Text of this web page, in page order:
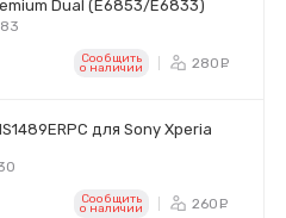
Dual (E6853/E6833)
Сообщить
o наличии 280
для Sony Xperia
Сообщить
o наличии 260